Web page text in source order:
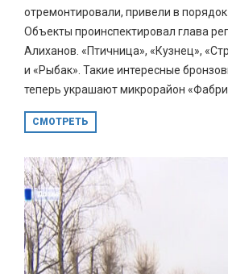
отремонтировали, привели в
Объекты проинспектировал глава
Алиханов. «Птичница», «Кузнец»,
и «Рыбак». Такие интересные
теперь украшают микрорайон
СМОТРЕТЬ